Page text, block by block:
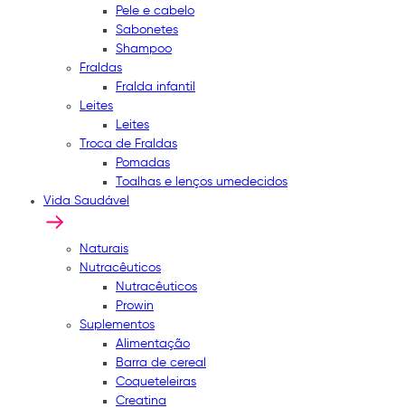
Pele e cabelo
Sabonetes
Shampoo
Fraldas
Fralda infantil
Leites
Leites
Troca de Fraldas
Pomadas
Toalhas e lenços umedecidos
Vida Saudável
Naturais
Nutracêuticos
Nutracêuticos
Prowin
Suplementos
Alimentação
Barra de cereal
Coqueteleiras
Creatina